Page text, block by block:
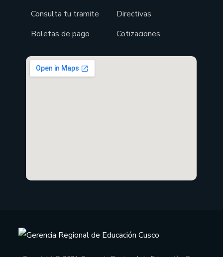
Consulta tu tramite
Boletas de pago
Directivas
Cotizaciones